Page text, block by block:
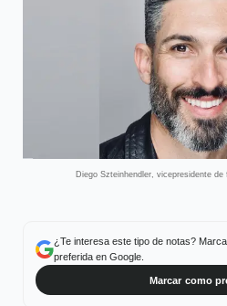
Diego Szteinhendler, vicepresidente
¿Te interesa este tipo de notas? Marca
preferida en Google.
Marcar como